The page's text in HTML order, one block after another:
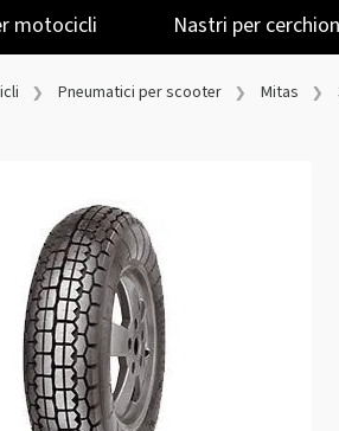
motocicli
Nastri per
Pneumatici per scooter Mitas